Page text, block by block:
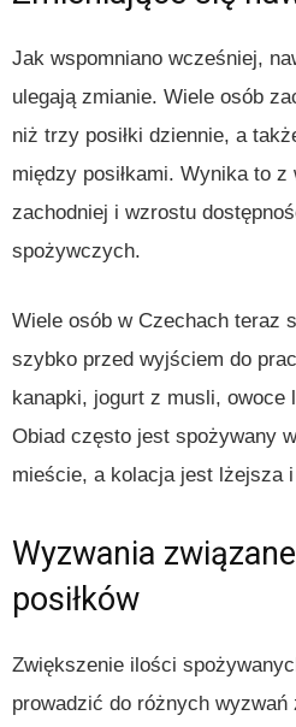
Jak wspomniano wcześniej,
ulegają zmianie. Wiele osób
niż trzy posiłki dziennie, a
między posiłkami. Wynika to z
zachodniej i wzrostu
spożywczych.
Wiele osób w Czechach teraz
szybko przed wyjściem do
kanapki, jogurt z musli, owoce
Obiad często jest spożywany
mieście, a kolacja jest lżejsza
Wyzwania
posiłków
Zwiększenie ilości
prowadzić do różnych